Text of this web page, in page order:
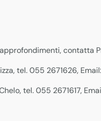
contatta
tel. 055 2671626, Email:
tel. 055 2671617,